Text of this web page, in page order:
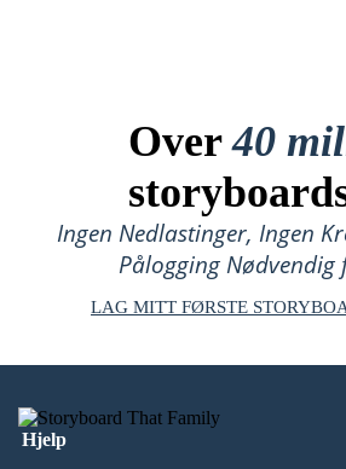
Over40
Ingen Nedlastinger, Ingen
Pålogging Nødvendig
LAG MITT FØRSTE
Hjelp